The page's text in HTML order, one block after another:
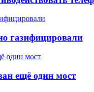
газифицировали
ещё один мост